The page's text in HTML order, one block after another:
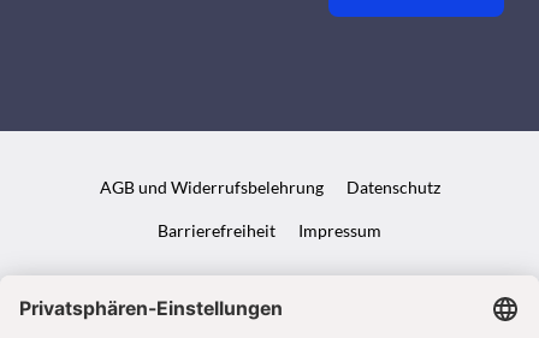
AGB und Widerrufsbelehrung Datenschutz
Barrierefreiheit Impressum
VERTRAG WIDERRUFEN